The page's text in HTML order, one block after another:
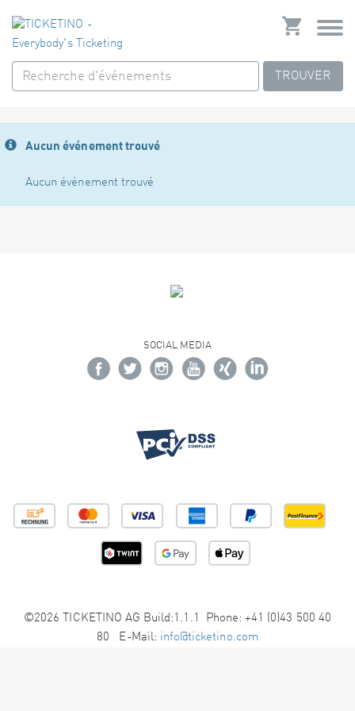
TROUVER
Aucun événement trouvé
Aucun événement trouvé
SOCIAL MEDIA
©2026 TICKETINO AG Build:1.1.1 Phone: +41 (0)43 500 40
80 E-Mail: info@ticketino.com